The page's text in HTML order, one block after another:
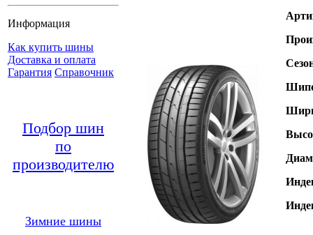
Информация
Как купить шины
Доставка и оплата
Гарантия Справочник
Подбор шин
по
производителю
Зимние шины